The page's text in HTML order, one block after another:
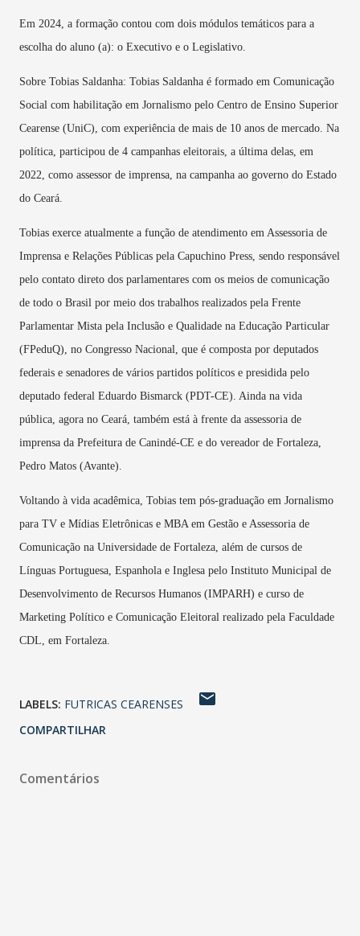
Em 2024, a formação contou com dois módulos temáticos para a
escolha do aluno (a): o Executivo e o Legislativo.
Sobre Tobias Saldanha: Tobias Saldanha é formado em Comunicação
Social com habilitação em Jornalismo pelo Centro de Ensino Superior
Cearense (UniC), com experiência de mais de 10 anos de mercado. Na
política, participou de 4 campanhas eleitorais, a última delas, em
2022, como assessor de imprensa, na campanha ao governo do Estado
do Ceará.
Tobias exerce atualmente a função de atendimento em Assessoria de
Imprensa e Relações Públicas pela Capuchino Press, sendo responsável
pelo contato direto dos parlamentares com os meios de comunicação
de todo o Brasil por meio dos trabalhos realizados pela Frente
Parlamentar Mista pela Inclusão e Qualidade na Educação Particular
(FPeduQ), no Congresso Nacional, que é composta por deputados
federais e senadores de vários partidos políticos e presidida pelo
deputado federal Eduardo Bismarck (PDT-CE). Ainda na vida
pública, agora no Ceará, também está à frente da assessoria de
imprensa da Prefeitura de Canindé-CE e do vereador de Fortaleza,
Pedro Matos (Avante).
Voltando à vida acadêmica, Tobias tem pós-graduação em Jornalismo
para TV e Mídias Eletrônicas e MBA em Gestão e Assessoria de
Comunicação na Universidade de Fortaleza, além de cursos de
Línguas Portuguesa, Espanhola e Inglesa pelo Instituto Municipal de
Desenvolvimento de Recursos Humanos (IMPARH) e curso de
Marketing Político e Comunicação Eleitoral realizado pela Faculdade
CDL, em Fortaleza.
LABELS: FUTRICAS CEARENSES
COMPARTILHAR
Comentários